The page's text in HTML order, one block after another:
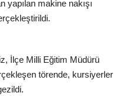
yapılan makine nakışı
İlçe Milli Eğitim Müdürü
törende, kursiyerler